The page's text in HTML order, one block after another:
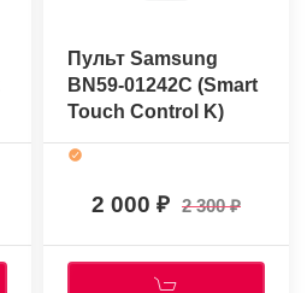
Пульт Samsung
BN59-01242C (Smart
Touch Control K)
(оригинальный)
2 000 2 300